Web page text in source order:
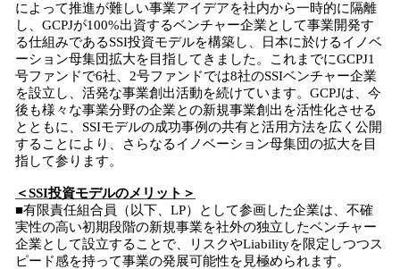
によって推進が難しい事業アイデアを社内から一時的に隔離
し、GCPJが100%出資するベンチャー企業として事業開発す
る仕組みであるSSI投資モデルを構築し、日本に於けるイノベ
ーション母集団拡大を目指してきました。これまでにGCPJ1
号ファンドで6社、2号ファンドでは8社のSSIベンチャー企業
を設立し、活発な事業創出活動を続けています。GCPJは、今
後も様々な事業分野の企業との新規事業創出を活性化させる
とともに、SSIモデルの成功事例の共有と活用方法を広く公開
することにより、さらなるイノベーション母集団の拡大を目
指して参ります。
＜SSI投資モデルのメリット＞
■有限責任組合員（以下、LP）として参画した企業は、不確
実性の高い初期段階の新規事業を社外の独立したベンチャー
企業として設立することで、リスクやLiabilityを限定しつつス
ピード感を持って事業の発展可能性を見極められます。